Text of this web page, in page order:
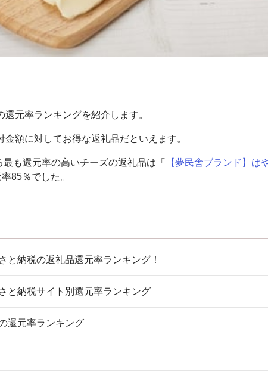
元率ランキングを紹介します。
額に対してお得な返礼品だといえます。
も還元率の高いチーズの返礼品は「
【夢民舎ブランド】は
85％でした。
と納税の返礼品還元率ランキング！
と納税サイト別還元率ランキング
還元率ランキング